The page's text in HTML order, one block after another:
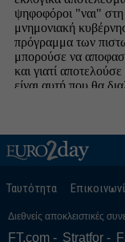
Ταυτότητα
Διεθνείς αποκλειστικές
FT.com Stratfor